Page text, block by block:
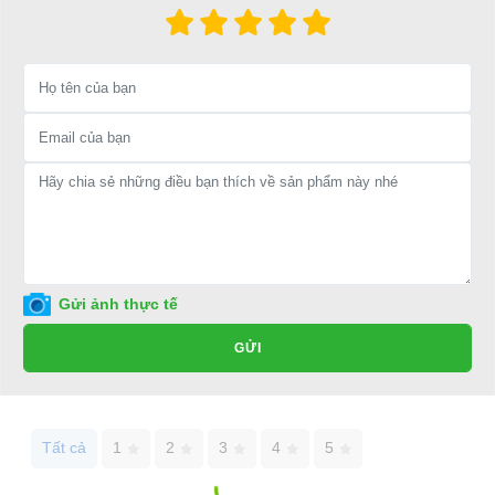
⇒ Xem thêm:
Bạn nên chọn mua Xe điện sân golf chất lượng giá
Gửi ảnh thực tế
GỬI
Tất cả 1 2 3 4 5